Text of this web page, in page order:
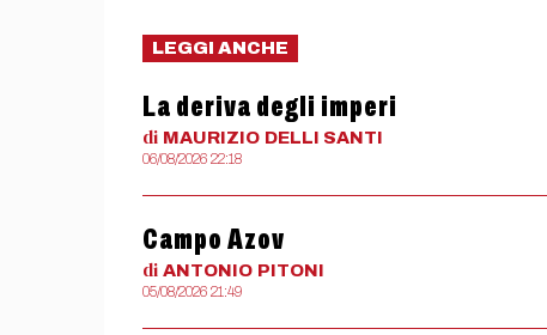
LEGGI ANCHE
La deriva degli imperi
di MAURIZIO DELLI SANTI
06/08/2026 22:18
Campo Azov
di ANTONIO PITONI
05/08/2026 21:49